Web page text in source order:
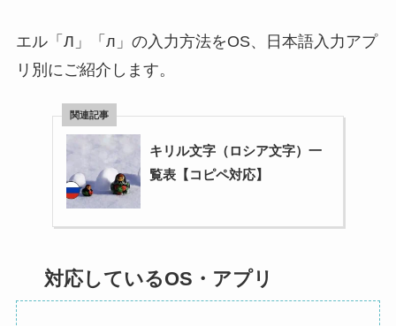
エル「Л」「л」の入力方法をOS、日本語入力アプ
リ別にご紹介します。
キリル文字（ロシア文字）一
覧表【コピペ対応】
対応しているOS・アプリ